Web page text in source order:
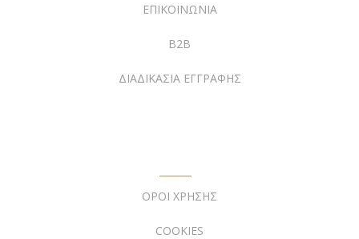
ΕΠΙΚΟΙΝΩΝΙΑ
B2B
ΔΙΑΔΙΚΑΣΙΑ ΕΓΓΡΑΦΗΣ
ΟΡΟΙ ΧΡΗΣΗΣ
COOKIES